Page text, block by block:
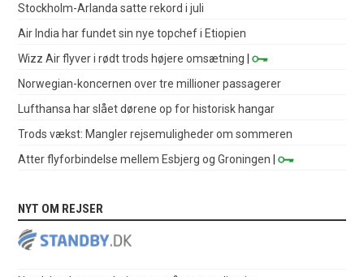
Stockholm-Arlanda satte rekord i juli
Air India har fundet sin nye topchef i Etiopien
Wizz Air flyver i rødt trods højere omsætning |
Norwegian-koncernen over tre millioner passagerer
Lufthansa har slået dørene op for historisk hangar
Trods vækst: Mangler rejsemuligheder om sommeren
Atter flyforbindelse mellem Esbjerg og Groningen |
NYT OM REJSER